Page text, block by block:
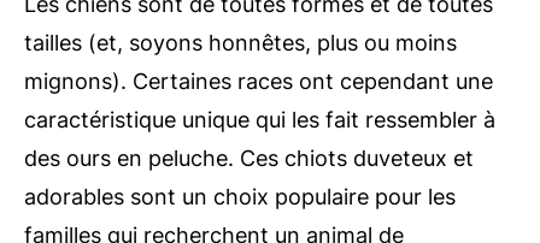
tailles (et, soyons honnêtes, plus ou moins
mignons). Certaines races ont cependant une
caractéristique unique qui les fait ressembler à
des ours en peluche. Ces chiots duveteux et
adorables sont un choix populaire pour les
familles qui recherchent un animal de